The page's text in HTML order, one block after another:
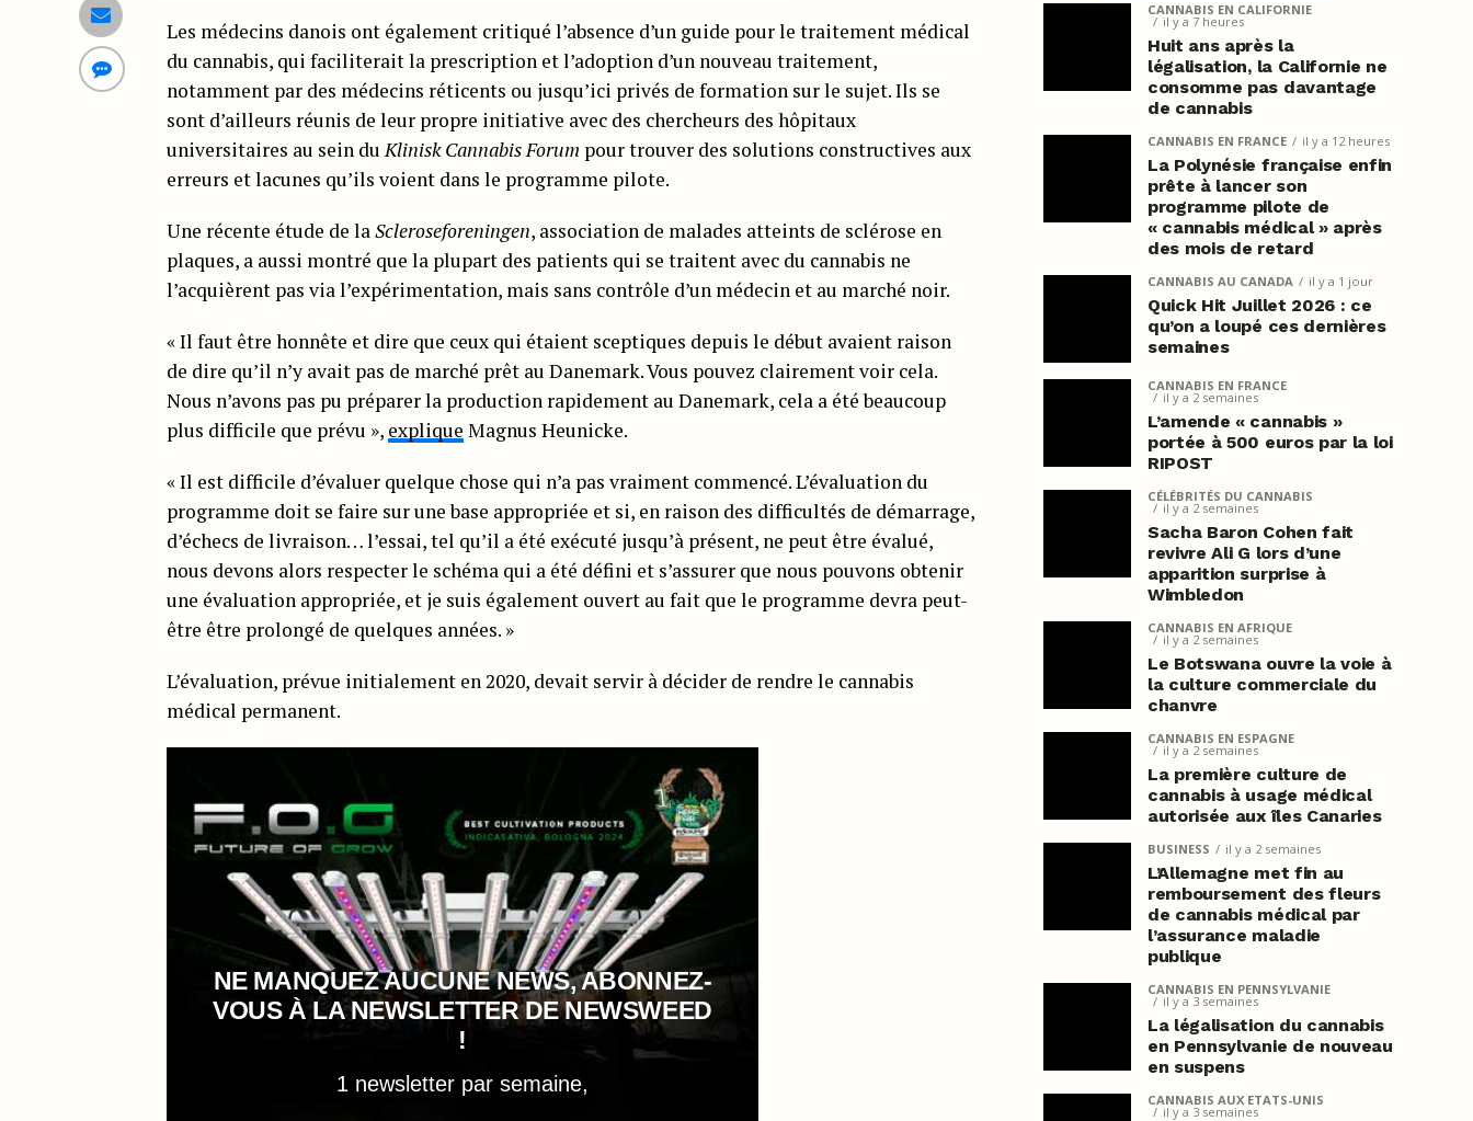
Les médecins danois ont également critiqué l’absence d’un guide pour le traitement médical
du cannabis, qui faciliterait la prescription et l’adoption d’un nouveau traitement,
notamment par des médecins réticents ou jusqu’ici privés de formation sur le sujet. Ils se
sont d’ailleurs réunis de leur propre initiative avec des chercheurs des hôpitaux
universitaires au sein duKlinisk Cannabis Forum pour trouver des solutions constructives aux
erreurs et lacunes qu’ils voient dans le programme pilote.
Une récente étude de laScleroseforeningen, association de malades atteints de sclérose en
plaques, a aussi montré que la plupart des patients qui se traitent avec du cannabis ne
l’acquièrent pas via l’expérimentation, mais sans contrôle d’un médecin et au marché noir.
« Il faut être honnête et dire que ceux qui étaient sceptiques depuis le début avaient raison
de dire qu’il n’y avait pas de marché prêt au Danemark. Vous pouvez clairement voir cela.
Nous n’avons pas pu préparer la production rapidement au Danemark, cela a été beaucoup
plus difficile que prévu », explique Magnus Heunicke.
« Il est difficile d’évaluer quelque chose qui n’a pas vraiment commencé. L’évaluation du
programme doit se faire sur une base appropriée et si, en raison des difficultés de démarrage,
d’échecs de livraison… l’essai, tel qu’il a été exécuté jusqu’à présent, ne peut être évalué,
nous devons alors respecter le schéma qui a été défini et s’assurer que nous pouvons obtenir
une évaluation appropriée, et je suis également ouvert au fait que le programme devra peut-
être être prolongé de quelques années. »
L’évaluation, prévue initialement en 2020, devait servir à décider de rendre le cannabis
médical permanent.
NE MANQUEZ AUCUNE NEWS, ABONNEZ-
VOUS À LA NEWSLETTER DE NEWSWEED
!
1 newsletter par semaine,
CANNABIS EN CALIFORNIE
il y a 7 heures
Huit ans après la
légalisation, la Californie ne
consomme pas davantage
de cannabis
CANNABIS EN FRANCE il y a 12 heures
La Polynésie française enfin
prête à lancer son
programme pilote de
« cannabis médical » après
des mois de retard
CANNABIS AU CANADA il y a 1 jour
Quick Hit Juillet 2026 : ce
qu’on a loupé ces dernières
semaines
CANNABIS EN FRANCE
il y a 2 semaines
L’amende « cannabis »
portée à 500 euros par la loi
RIPOST
CÉLÉBRITÉS DU CANNABIS
il y a 2 semaines
Sacha Baron Cohen fait
revivre Ali G lors d’une
apparition surprise à
Wimbledon
CANNABIS EN AFRIQUE
il y a 2 semaines
Le Botswana ouvre la voie à
la culture commerciale du
chanvre
CANNABIS EN ESPAGNE
il y a 2 semaines
La première culture de
cannabis à usage médical
autorisée aux îles Canaries
BUSINESS il y a 2 semaines
L’Allemagne met fin au
remboursement des fleurs
de cannabis médical par
l’assurance maladie
publique
CANNABIS EN PENNSYLVANIE
il y a 3 semaines
La légalisation du cannabis
en Pennsylvanie de nouveau
en suspens
CANNABIS AUX ETATS-UNIS
il y a 3 semaines